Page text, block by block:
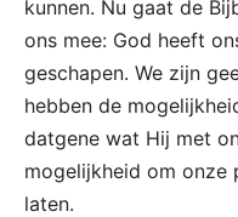
kunnen. Nu gaat de
ons mee: God heeft
geschapen. We zijn
hebben de
datgene wat Hij met
mogelijkheid om onze
laten.